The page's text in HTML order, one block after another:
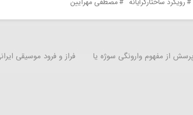
از مفهوم وارونگی سوژه یا
فراز و فرود موسیقی